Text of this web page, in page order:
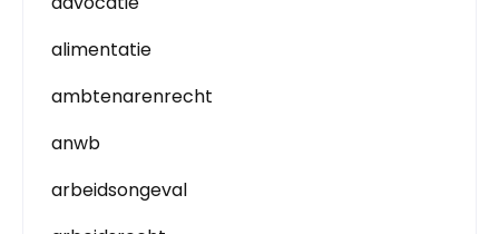
alimentatie
ambtenarenrecht
anwb
arbeidsongeval